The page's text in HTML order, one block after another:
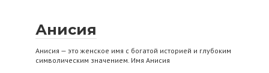
Анисия
Анисия — это женское имя с богатой историей и глубоким
символическим значением. Имя Анисия